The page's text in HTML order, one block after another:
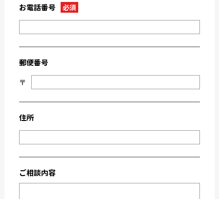
2022-07
2022-05
2022-04
2022-03
2022-02
2021-08
2020-11
2020-10
2020-09
2020-07
2020-06
2020-03
2019-12
2019-02
お電話番号 必須
郵便番号
〒
住所
ご相談内容